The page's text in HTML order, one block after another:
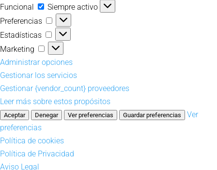
Funcional
Funcional
Siempre activo
Preferencias
Preferencias
Estadísticas
Estadísticas
Marketing
Marketing
Administrar opciones
Gestionar los servicios
Gestionar {vendor_count} proveedores
Leer más sobre estos propósitos
Aceptar Denegar Ver preferencias Guardar preferencias
Ver
preferencias
Política de cookies
Política de Privacidad
Aviso Legal